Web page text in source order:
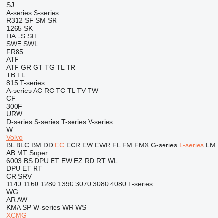
SJ
A-series S-series
R312 SF SM SR
1265 SK
HA LS SH
SWE SWL
FR85
ATF
ATF GR GT TG TL TR
TB TL
815 T-series
A-series AC RC TC TL TV TW
CF
300F
URW
D-series S-series T-series V-series
W
Volvo
BL BLC BM DD EC ECR EW EWR FL FM FMX G-series L-series LM
AB MT Super
6003 BS DPU ET EW EZ RD RT WL
DPU ET RT
CR SRV
1140 1160 1280 1390 3070 3080 4080 T-series
WG
AR AW
KMA SP W-series WR WS
XCMG